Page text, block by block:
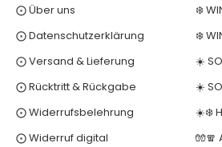
⨀ Über uns
⨀ Datenschutzerklärung
⨀ Versand & Lieferung
⨀ Rücktritt & Rückgabe
⨀ Widerrufsbelehrung
⨀ Widerruf digital
❄️
❄️
☀️
☀️
☀️❄️
🧤🧣